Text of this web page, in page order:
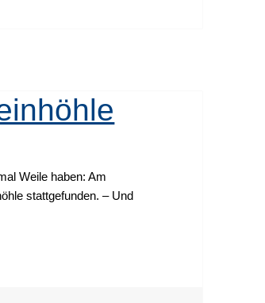
Weile haben: Am
stattgefunden. – Und